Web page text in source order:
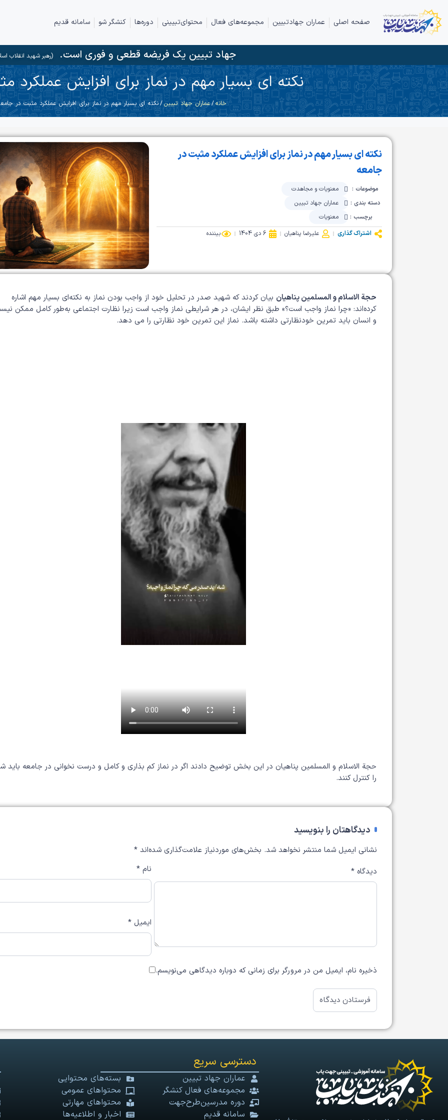
صفحه اصلی عماران جهادتبیین مجموعه‌های فعال محتوای‌تبیینی دوره‌ها کنشگر شو سامانه قدیم
جهاد تبیین یک فریضه قطعی و فوری است.(رهبر شهید انقلاب
نکته ای بسیار مهم در نماز برای افزایش عملکرد
خانه/عماران جهاد تبیین/ نکته ای بسیار مهم در نماز برای افزایش عملکرد مثبت در
نکته ای بسیار مهم در نماز برای افزایش عملکرد مثبت در
جامعه
موضوعات :
معنویات و مجاهدت
دسته بندی :
عماران جهاد تبیین
برچسب :
معنویات
اشتراک گذاری
علیرضا پناهیان 6 دی 1404 بیننده
حجة الاسلام و المسلمین پناهیان بیان کردند که شهید صدر در تحلیل خود از واجب بودن نماز به نکته‌ای بسیار مهم اشاره
کرده‌اند: «چرا نماز واجب است؟» طبق نظر ایشان، در هر شرایطی نماز واجب است زیرا نظارت اجتماعی به‌طور کامل ممکن
و انسان باید تمرین خودنظارتی داشته باشد. نماز این تمرین خود نظارتی را می دهد.
حجة الاسلام و المسلمین پناهیان در این بخش توضیح دادند اگر در نماز کم بذاری و کامل و درست نخوانی در جامعه باید
را کنترل کنند.
دیدگاهتان را بنویسید
نشانی ایمیل شما منتشر نخواهد شد. بخش‌های موردنیاز علامت‌گذاری شده‌اند *
دیدگاه * نام *
ایمیل *
ذخیره نام، ایمیل من در مرورگر برای زمانی که دوباره دیدگاهی می‌نویسم.
دسترسی سریع
عماران جهاد تبیین
مجموعه‌های فعال کنشگر
دوره مدرسین‌طرح‌جهت
سامانه قدیم
بسته‌های محتوایی
محتواهای عمومی
محتواهای مهارتی
اخبار و اطلاعیه‌ها